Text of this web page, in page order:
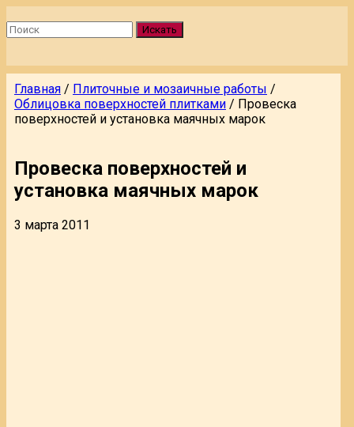
Искать
Главная / Плиточные и мозаичные работы /
Облицовка поверхностей плитками / Провеска
поверхностей и установка маячных марок
Провеска поверхностей и
установка маячных марок
3 марта 2011